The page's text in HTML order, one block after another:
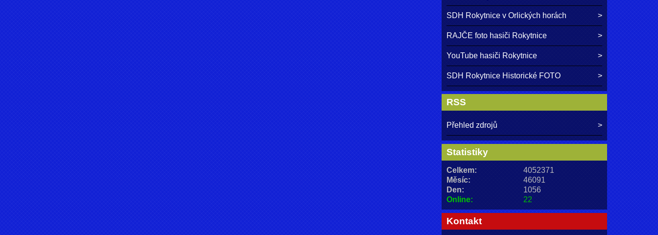
SDH Rokytnice v Orlických horách
RAJČE foto hasiči Rokytnice
YouTube hasiči Rokytnice
SDH Rokytnice Historické FOTO
RSS
Přehled zdrojů
Statistiky
Online: 22
Celkem:
4052371
Měsíc:
46091
Den:
1056
Kontakt